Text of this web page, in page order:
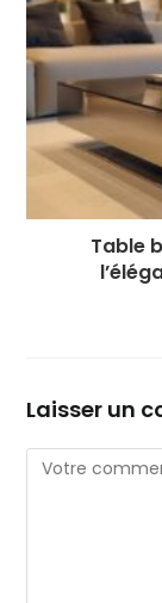
Table
Laisser un